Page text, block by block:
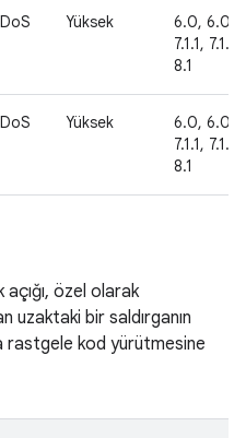
DoS Yüksek
6.0,
7.1.1,
8.1
DoS Yüksek
6.0,
7.1.1,
8.1
özel olarak
uzaktaki bir saldırganın
rastgele kod yürütmesine